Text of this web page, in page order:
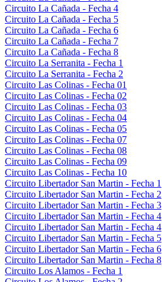
Circuito La Cañada - Fecha 4
Circuito La Cañada - Fecha 5
Circuito La Cañada - Fecha 6
Circuito La Cañada - Fecha 7
Circuito La Cañada - Fecha 8
Circuito La Serranita - Fecha 1
Circuito La Serranita - Fecha 2
Circuito Las Colinas - Fecha 01
Circuito Las Colinas - Fecha 02
Circuito Las Colinas - Fecha 03
Circuito Las Colinas - Fecha 04
Circuito Las Colinas - Fecha 05
Circuito Las Colinas - Fecha 07
Circuito Las Colinas - Fecha 08
Circuito Las Colinas - Fecha 09
Circuito Las Colinas - Fecha 10
Circuito Libertador San Martin - Fecha 1
Circuito Libertador San Martin - Fecha 2
Circuito Libertador San Martin - Fecha 3
Circuito Libertador San Martin - Fecha 4
Circuito Libertador San Martin - Fecha 4
Circuito Libertador San Martin - Fecha 5
Circuito Libertador San Martin - Fecha 6
Circuito Libertador San Martin - Fecha 8
Circuito Los Alamos - Fecha 1